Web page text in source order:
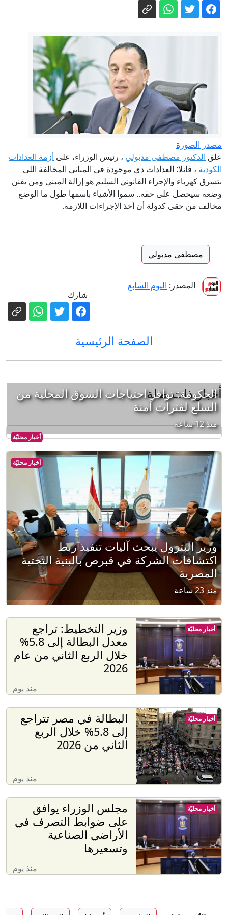
الرجال.. الأزهر والإفتاء يحسمان الجدل
الفريق الأول بالموسم الجديد
التموين: مستعدون لموسم المولد النبوي
بتوفير السكر لمصانع إنتاج الحلوى بأسعار
مخفضة
التمديد الثالث للإسكان البديل.. الحكومة
تراهن على زيادة الإقبال والمستأجرون
يتمسكون بالمسار القضائي
أجواء شديدة الحرارة.. الأرصاد تكشف حالة
نجل المُسن المقتول ببورسعيد: والدي كان
يعيش بمفرده ووجدنا رأسه مغطى ببنطلون
مصدر الصورة
علق الدكتور مصطفى مدبولي ، رئيس الوزراء، على أزمة العدادات
الكودية ، قائلا: العدادات دى موجودة فى المباني المخالفة اللى
بتسرق كهرباء والإجراء القانوني السليم هو إزالة المبنى ومن يقنن
وضعه سيحصل على حقه.. سموا الأشياء باسمها طول ما الوضع
مخالف من حقى كدولة أن أخذ الإجراءات اللازمة.
مصطفى مدبولي
المصدر: اليوم السابع
شارك
الصفحة الرئيسية
أخبار ذات صلة
أخبار محليّة
الحكومة: توافر احتياجات السوق المحلية من
السلع لفترات آمنة
منذ 12 ساعة
أخبار محليّة
وزير البترول يبحث آليات تنفيذ ربط
اكتشافات الشركة في قبرص بالبنية التحتية
المصرية
منذ 23 ساعة
وزير التخطيط: تراجع
معدل البطالة إلى 5.8%
خلال الربع الثاني من عام
2026
منذ يوم
أخبار محليّة
البطالة في مصر تتراجع
إلى 5.8% خلال الربع
الثاني من 2026
منذ يوم
أخبار محليّة
مجلس الوزراء يوافق
على ضوابط التصرف في
الأراضي الصناعية
وتسعيرها
منذ يوم
أخبار محليّة